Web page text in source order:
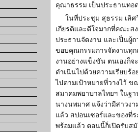
คุณาธรรม เป็นประธานทอ
ในที่ประชุม สุธรรม เลิ
เกียรติและดีใจมากที่คณะส
ประธานจัดงาน และเป็นผู้
ขอบคุณกรรมการจัดงานทุก
งานอย่างแข็งขัน ตนเองก็
ดำเนินไปด้วยความเรียบร้
ไปตามเป้าหมายที่วางไว้
สมาคมพยาบาลไทยฯ ในฐ
นางนพมาศ แจ้งว่ามีสาวง
แล้ว สปอนเซอร์และของที่
พร้อมแล้ว ตอนนี้ก็เปิดรับส